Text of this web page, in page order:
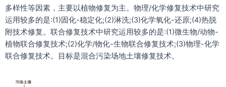
多样性等因素，主要以植物修复为主。物理/化学修复技术中研究
运用较多的是:(1)固化-稳定化;(2)淋洗;(3)化学氧化-还原;(4)热脱
附技术修复。联合修复技术中研究运用较多的是:(1)微生物/动物-
植物联合修复技术;(2)化学/物化-生物联合修复技术;(3)物理-化学
联合修复技术。目标是混合污染场地土壤修复技术。